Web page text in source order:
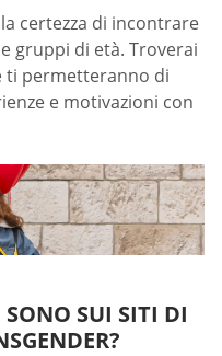
certezza di incontrare
gruppi di età. Troverai
ti permetteranno di
e motivazioni con
SONO SUI SITI DI